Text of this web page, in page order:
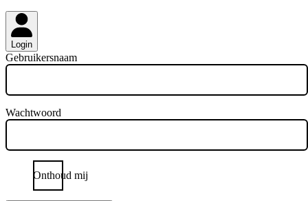
Login
Gebruikersnaam
Wachtwoord
Onthoud mij